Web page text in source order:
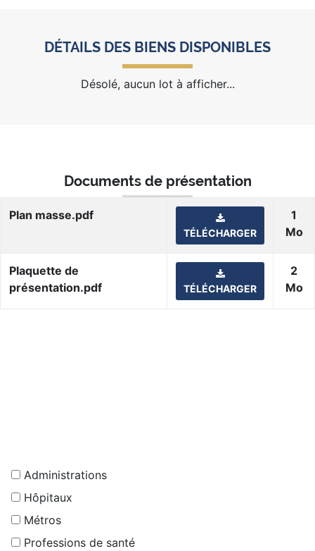
DÉTAILS DES BIENS DISPONIBLES
Désolé, aucun lot à afficher...
Documents de présentation
Plan masse.pdf
TÉLÉCHARGER
1
Mo
Plaquette de
présentation.pdf
TÉLÉCHARGER
2
Mo
Administrations
Hôpitaux
Métros
Professions de santé